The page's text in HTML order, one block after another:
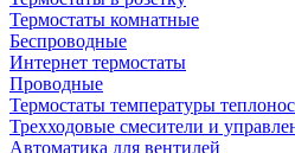
Термостаты комнатные
Беспроводные
Интернет термостаты
Проводные
Термостаты температуры
Трехходовые смесители и
Автоматика для вентилей